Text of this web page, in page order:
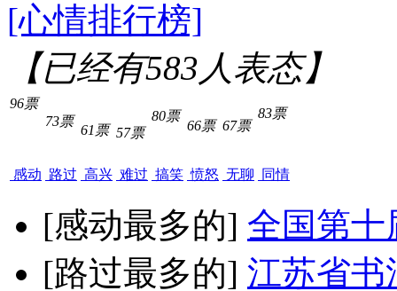
[心情排行榜]
【已经有583人表态】
96票
感动
73票
路过
61票
高兴
57票
难过
80票
搞笑
66票
愤怒
67票
无聊
83票
同情
[感动最多的] 全国第十
[路过最多的] 江苏省书